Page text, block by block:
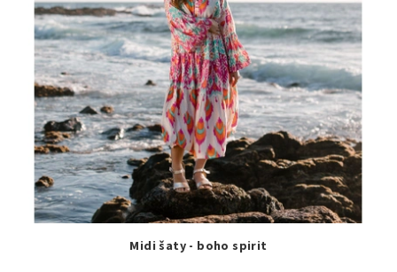
Midi šaty - boho spirit